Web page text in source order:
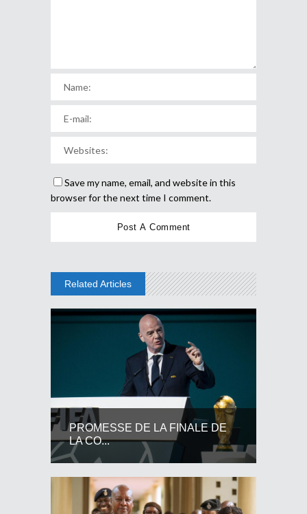
Save my name, email, and website in this
browser for the next time I comment.
Related Articles
PROMESSE DE LA FINALE DE
LA CO...